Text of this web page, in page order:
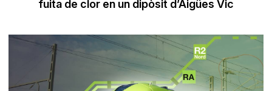
fuita de clor en un dipòsit d’Aigües Vic